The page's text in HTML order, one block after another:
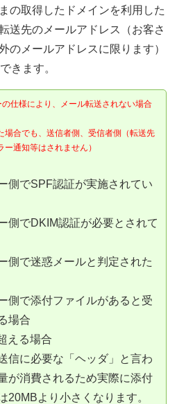
の取得したドメインを利用した
送先のメールアドレス（お客さ
のメールアドレスに限ります）
きます。
仕様により、メール転送されない場合
場合でも、送信者側、受信者側（転送先
通知等はされません）
側でSPF認証が実施されてい
側でDKIM認証が必要とされて
側で迷惑メールと判定された
側で添付ファイルがあると受
場合
える場合
信に必要な「ヘッダ」と言わ
が消費されるため実際に添付
20MBより小さくなります。